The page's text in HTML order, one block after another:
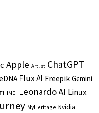
Apple Artlist ChatGPT
Flux AI Freepik Gemini
IMEI Leonardo AI Linux
MyHeritage Nvidia